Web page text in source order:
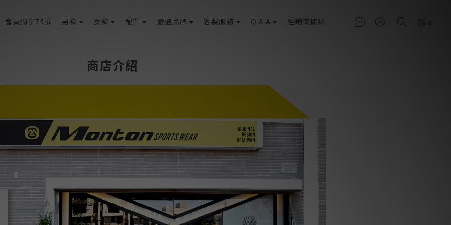
會員獨享75折 男款 女款 配件 嚴選品牌 客製服務 Q & A 經銷商據點
商店介紹